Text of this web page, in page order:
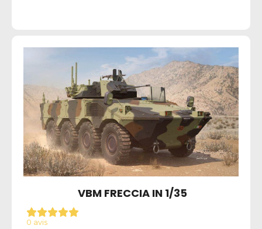
VBM FRECCIA IN 1/35
0 avis